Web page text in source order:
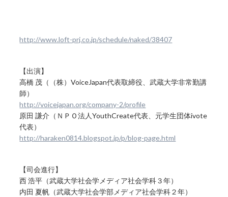
http://www.loft-prj.co.jp/schedule/naked/38407
【出演】
高橋 茂（（株）VoiceJapan代表取締役、武蔵大学非常勤講
師）
http://voicejapan.org/company-2/profile
原田 謙介（ＮＰＯ法人YouthCreate代表、元学生団体ivote
代表）
http://haraken0814.blogspot.jp/p/blog-page.html
【司会進行】
西 浩平（武蔵大学社会学メディア社会学科３年）
内田 夏帆（武蔵大学社会学部メディア社会学科２年）